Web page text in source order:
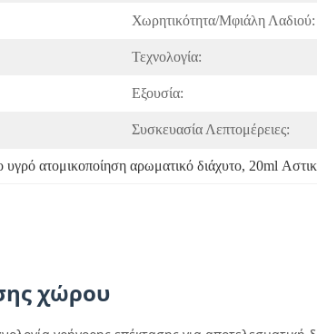
Χωρητικότητα/Μφιάλη Λαδιού:
Τεχνολογία:
Εξουσία:
Συσκευασία Λεπτομέρειες:
υγρό ατομικοποίηση αρωματικό διάχυτο, 20ml
χώρου